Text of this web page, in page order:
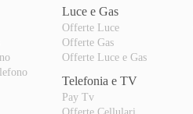
Luce e Gas
Offerte Luce
Offerte Gas
Offerte Luce e Gas
Telefonia e TV
Pay Tv